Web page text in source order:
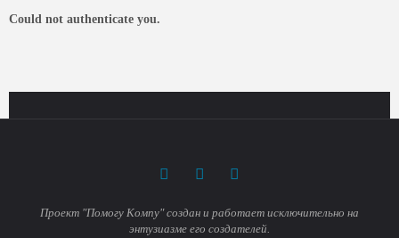
Could not authenticate you.
Проект "Помогу Компу" создан и работает исключительно на
энтузиазме его создателей.